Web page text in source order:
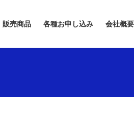
販売商品 各種お申し込み 会社概要